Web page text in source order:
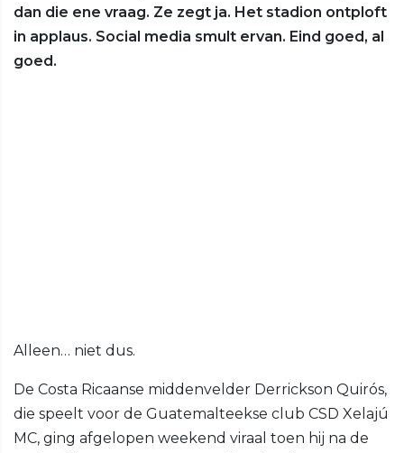
dan die ene vraag. Ze zegt ja. Het stadion ontploft
in applaus. Social media smult ervan. Eind goed, al
goed.
Alleen… niet dus.
De Costa Ricaanse middenvelder Derrickson Quirós,
die speelt voor de Guatemalteekse club CSD Xelajú
MC, ging afgelopen weekend viraal toen hij na de